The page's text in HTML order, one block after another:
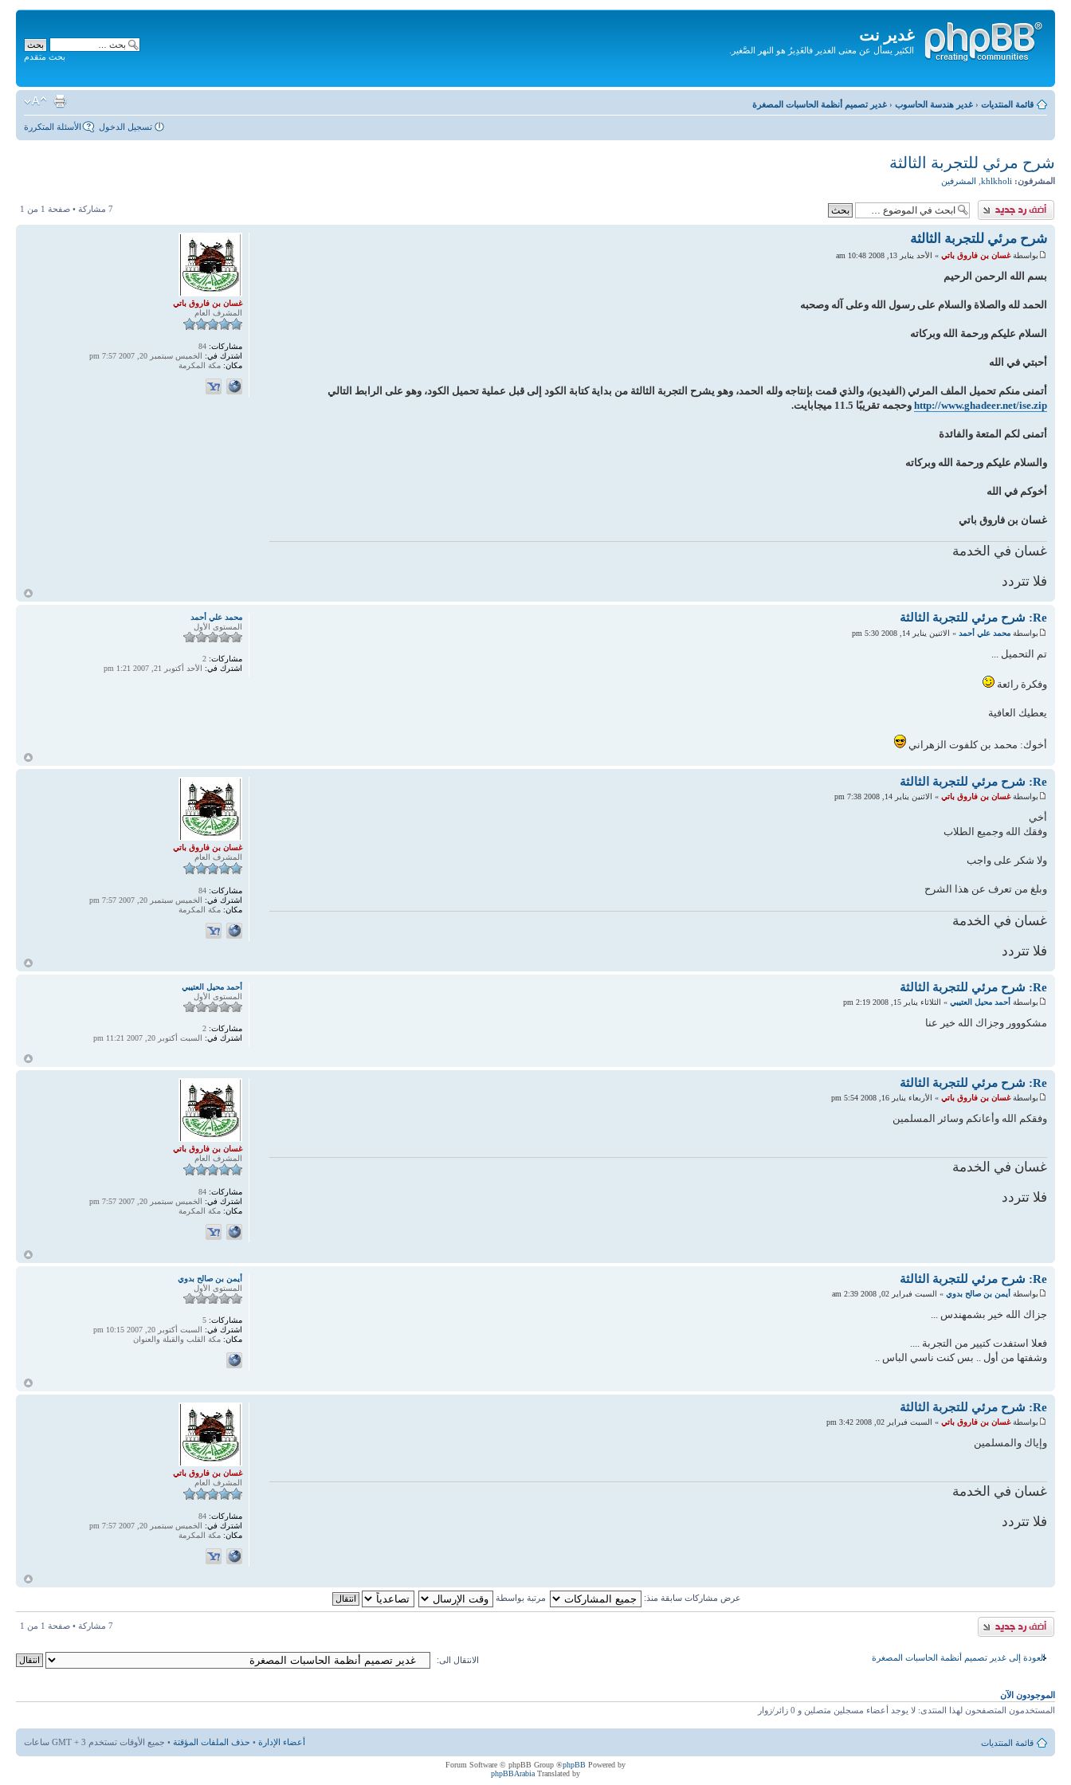
غدير نت
الكثير يسأل عن معنى الغدير فالغَدِيرُ هو النهر الصَّغير.
المحتويات
بحث متقدم
قائمة المنتديات ‹ غدير هندسة الحاسوب ‹ غدير تصميم أنظمة الحاسبات المصغرة
الأسئلة المتكررة تسجيل الدخول
شرح مرئي للتجربة الثالثة
المشرفون: khlkholi المشرفين
إضافة رد 7 مشاركة • صفحة 1 من 1
شرح مرئي للتجربة الثالثة
بواسطةغسان بن فاروق باتي » الأحد يناير 13, 2008 10:48 am
بسم الله الرحمن الرحيم
الحمد لله والصلاة والسلام على رسول الله وعلى آله وصحبه
السلام عليكم ورحمة الله وبركاته
أحبتي في الله
أتمنى منكم تحميل الملف المرئي (الفيديو)، والذي قمت بإنتاجه ولله الحمد، وهو يشرح التجربة الثالثة من بداية كتابة الكود إلى قبل عملية تحميل الكود، وهو على الرابط التالي
http://www.ghadeer.net/ise.zip وحجمه تقريبًا 11.5 ميجابايت.
أتمنى لكم المتعة والفائدة
والسلام عليكم ورحمة الله وبركاته
أخوكم في الله
غسان بن فاروق باتي
غسان في الخدمة
فلا تتردد
غسان بن فاروق باتي
المشرف العام
مشاركات:
اشترك في: الخميس سبتمبر 20, 2007 7:57 pm
مكان: مكة المكرمة
Re: شرح مرئي للتجربة الثالثة
بواسطة محمد علي أحمد » الاثنين يناير 14, 2008 5:30 pm
تم التحميل ...
وفكرة رائعة
يعطيك العافية
أخوك: محمد بن كلفوت الزهراني
محمد علي أحمد
المستوى الأول
مشاركات:
اشترك في: الأحد أكتوبر 21, 2007 1:21 pm
Re: شرح مرئي للتجربة الثالثة
بواسطةغسان بن فاروق باتي » الاثنين يناير 14, 2008 7:38 pm
أخي
وفقك الله وجميع الطلاب
ولا شكر على واجب
وبلغ من تعرف عن هذا الشرح
غسان في الخدمة
فلا تتردد
غسان بن فاروق باتي
المشرف العام
مشاركات:
اشترك في: الخميس سبتمبر 20, 2007 7:57 pm
مكان: مكة المكرمة
Re: شرح مرئي للتجربة الثالثة
بواسطة أحمد محيل العتيبي » الثلاثاء يناير 15, 2008 2:19 pm
مشكووور وجزاك الله خير عنا
أحمد محيل العتيبي
المستوى الأول
مشاركات:
اشترك في: السبت أكتوبر 20, 2007 11:21 pm
Re: شرح مرئي للتجربة الثالثة
بواسطةغسان بن فاروق باتي » الأربعاء يناير 16, 2008 5:54 pm
وفقكم الله وأعانكم وسائر المسلمين
غسان في الخدمة
فلا تتردد
غسان بن فاروق باتي
المشرف العام
مشاركات:
اشترك في: الخميس سبتمبر 20, 2007 7:57 pm
مكان: مكة المكرمة
Re: شرح مرئي للتجربة الثالثة
بواسطة أيمن بن صالح بدوي » السبت فبراير 02, 2008 2:39 am
جزاك الله خير بشمهندس ...
فعلا استفدت كتيير من التجربة ....
وشفتها من أول .. بس كنت ناسي الباس ..
أيمن بن صالح بدوي
المستوى الأول
مشاركات:
اشترك في: السبت أكتوبر 20, 2007 10:15 pm
مكان: مكة القلب والقبلة والعنوان
Re: شرح مرئي للتجربة الثالثة
بواسطةغسان بن فاروق باتي » السبت فبراير 02, 2008 3:42 pm
وإياك والمسلمين
غسان في الخدمة
فلا تتردد
غسان بن فاروق باتي
المشرف العام
مشاركات:
اشترك في: الخميس سبتمبر 20, 2007 7:57 pm
مكان: مكة المكرمة
عرض مشاركات سابقة منذ: مرتبة بواسطة
إضافة رد 7 مشاركة • صفحة 1 من 1
العودة إلى غدير تصميم أنظمة الحاسبات المصغرة الانتقال الى:
الموجودون الآن
المستخدمون المتصفحون لهذا المنتدى: لا يوجد أعضاء مسجلين متصلين و 0 زائر/زوار
قائمة المنتديات أعضاء الإدارة • حذف الملفات المؤقتة • جميع الأوقات تستخدم GMT + 3 ساعات
Powered by
phpBB
® Forum Software © phpBB Group
Translated by
phpBBArabia